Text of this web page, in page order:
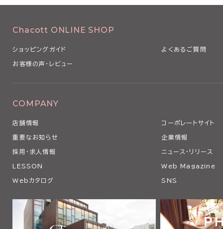
Chacott ONLINE SHOP
ショッピングガイド よくあるご質問
お客様の声・レビュー
COMPANY
店舗情報 コーポレートサイト
重要なお知らせ 企業情報
採用・求人情報 ニュース・リリース
LESSON Web Magazine
Webカタログ SNS